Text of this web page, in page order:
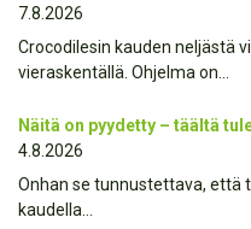
7.8.2026
Crocodilesin kauden neljästä
vieraskentällä. Ohjelma on…
Näitä on pyydetty – täältä
4.8.2026
Onhan se tunnustettava, että
kaudella…